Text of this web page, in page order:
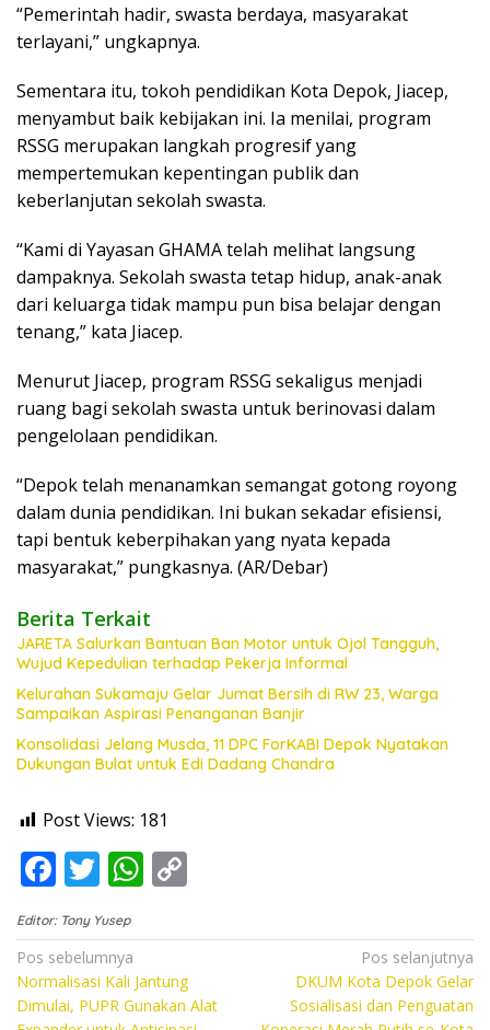
“Pemerintah hadir, swasta berdaya, masyarakat
terlayani,” ungkapnya.
Sementara itu, tokoh pendidikan Kota Depok, Jiacep,
menyambut baik kebijakan ini. Ia menilai, program
RSSG merupakan langkah progresif yang
mempertemukan kepentingan publik dan
keberlanjutan sekolah swasta.
“Kami di Yayasan GHAMA telah melihat langsung
dampaknya. Sekolah swasta tetap hidup, anak-anak
dari keluarga tidak mampu pun bisa belajar dengan
tenang,” kata Jiacep.
Menurut Jiacep, program RSSG sekaligus menjadi
ruang bagi sekolah swasta untuk berinovasi dalam
pengelolaan pendidikan.
“Depok telah menanamkan semangat gotong royong
dalam dunia pendidikan. Ini bukan sekadar efisiensi,
tapi bentuk keberpihakan yang nyata kepada
masyarakat,” pungkasnya. (AR/Debar)
Berita Terkait
JARETA Salurkan Bantuan Ban Motor untuk Ojol Tangguh,
Wujud Kepedulian terhadap Pekerja Informal
Kelurahan Sukamaju Gelar Jumat Bersih di RW 23, Warga
Sampaikan Aspirasi Penanganan Banjir
Konsolidasi Jelang Musda, 11 DPC ForKABI Depok Nyatakan
Dukungan Bulat untuk Edi Dadang Chandra
Post Views: 181
F
ac
e
b
o
T
w
itt
er
W
at
s
A
p
y
Li
Editor: Tony Yusep
Navigasi
pos
Pos sebelumnya
Normalisasi Kali Jantung
Dimulai, PUPR Gunakan Alat
Pos selanjutnya
DKUM Kota Depok Gelar
Sosialisasi dan Penguatan